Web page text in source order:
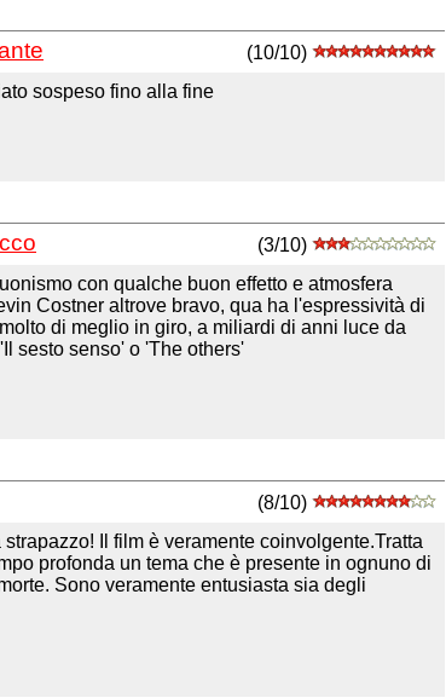
(10/10)
sospeso fino alla fine
(3/10)
con qualche buon effetto e atmosfera
Costner altrove bravo, qua ha l'espressività di
di meglio in giro, a miliardi di anni luce da
sesto senso' o 'The others'
(8/10)
Il film è veramente coinvolgente.Tratta
profonda un tema che è presente in ognuno di
Sono veramente entusiasta sia degli